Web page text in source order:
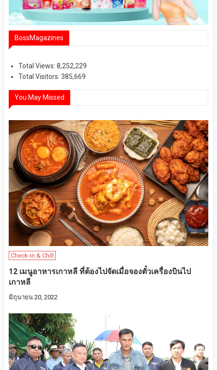
BossMagazines
Total Views: 8,252,229
Total Visitors: 385,669
You May Missed
Check-in & Chill
12 เมนูอาหารเกาหลี ที่ต้องไปจัดเมื่อจองตั๋วเครื่องบินไป
เกาหลี
มิถุนายน 20, 2022